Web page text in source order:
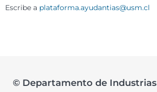
Escribe a plataforma.ayudantias@usm.cl
© Departamento de Industrias